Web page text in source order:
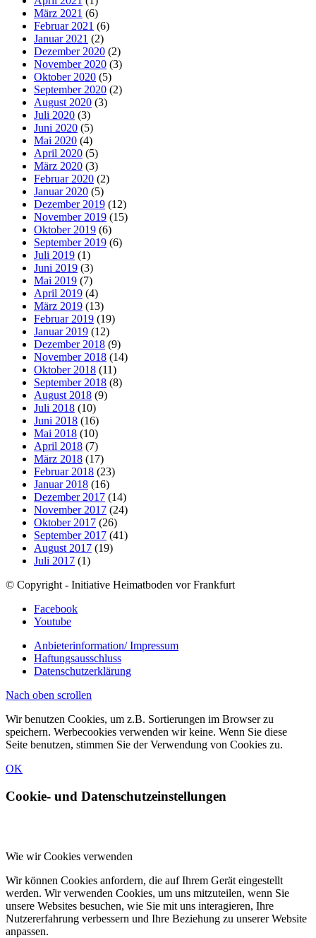
März 2021 (6)
Februar 2021 (6)
Januar 2021 (2)
Dezember 2020 (2)
November 2020 (3)
Oktober 2020 (5)
September 2020 (2)
August 2020 (3)
Juli 2020 (3)
Juni 2020 (5)
Mai 2020 (4)
April 2020 (5)
März 2020 (3)
Februar 2020 (2)
Januar 2020 (5)
Dezember 2019 (12)
November 2019 (15)
Oktober 2019 (6)
September 2019 (6)
Juli 2019 (1)
Juni 2019 (3)
Mai 2019 (7)
April 2019 (4)
März 2019 (13)
Februar 2019 (19)
Januar 2019 (12)
Dezember 2018 (9)
November 2018 (14)
Oktober 2018 (11)
September 2018 (8)
August 2018 (9)
Juli 2018 (10)
Juni 2018 (16)
Mai 2018 (10)
April 2018 (7)
März 2018 (17)
Februar 2018 (23)
Januar 2018 (16)
Dezember 2017 (14)
November 2017 (24)
Oktober 2017 (26)
September 2017 (41)
August 2017 (19)
Juli 2017 (1)
© Copyright - Initiative Heimatboden vor Frankfurt
Facebook
Youtube
Anbieterinformation/ Impressum
Haftungsausschluss
Datenschutzerklärung
Nach oben scrollen
Wir benutzen Cookies, um z.B. Sortierungen im Browser zu
speichern. Werbecookies verwenden wir keine. Wenn Sie diese
Seite benutzen, stimmen Sie der Verwendung von Cookies zu.
OK
Cookie- und Datenschutzeinstellungen
Wie wir Cookies verwenden
Wir können Cookies anfordern, die auf Ihrem Gerät eingestellt
werden. Wir verwenden Cookies, um uns mitzuteilen, wenn Sie
unsere Websites besuchen, wie Sie mit uns interagieren, Ihre
Nutzererfahrung verbessern und Ihre Beziehung zu unserer Website
anpassen.